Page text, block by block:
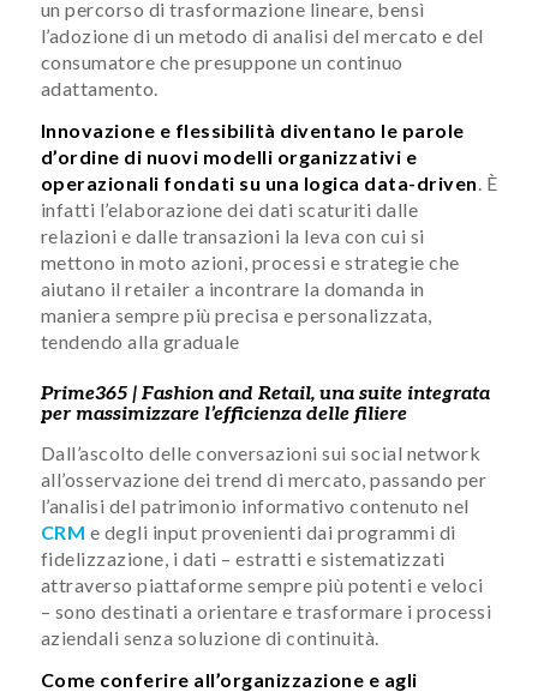
un percorso di trasformazione lineare, bensì
l’adozione di un metodo di analisi del mercato e del
consumatore che presuppone un continuo
adattamento.
Innovazione e flessibilità diventano le parole
d’ordine di nuovi modelli organizzativi e
operazionali fondati su una logica data-driven. È
infatti l’elaborazione dei dati scaturiti dalle
relazioni e dalle transazioni la leva con cui si
mettono in moto azioni, processi e strategie che
aiutano il retailer a incontrare la domanda in
maniera sempre più precisa e personalizzata,
tendendo alla graduale
Prime365 | Fashionand Retail, una suite integrata
per massimizzare l’efficienza delle filiere
Dall’ascolto delle conversazioni sui social network
all’osservazione dei trend di mercato, passando per
l’analisi del patrimonio informativo contenuto nel
CRM e degli input provenienti dai programmi di
fidelizzazione, i dati – estratti e sistematizzati
attraverso piattaforme sempre più potenti e veloci
– sono destinati a orientare e trasformare i processi
aziendali senza soluzione di continuità.
Come conferire all’organizzazione e agli